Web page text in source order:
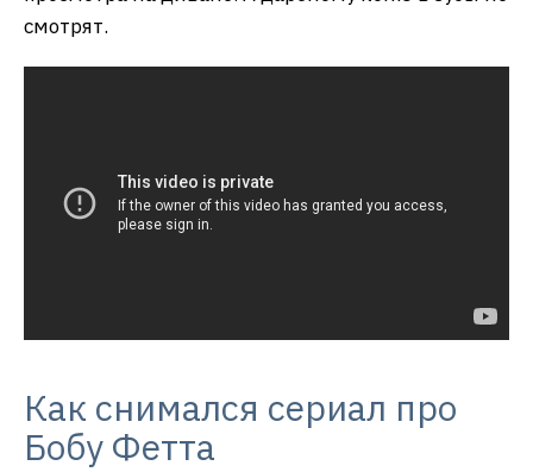
смотрят.
Как снимался сериал про
Бобу Фетта